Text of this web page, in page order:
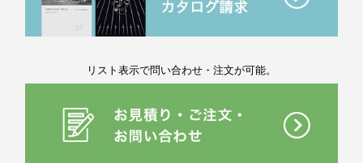
リスト表示で問い合わせ・注文が可能。